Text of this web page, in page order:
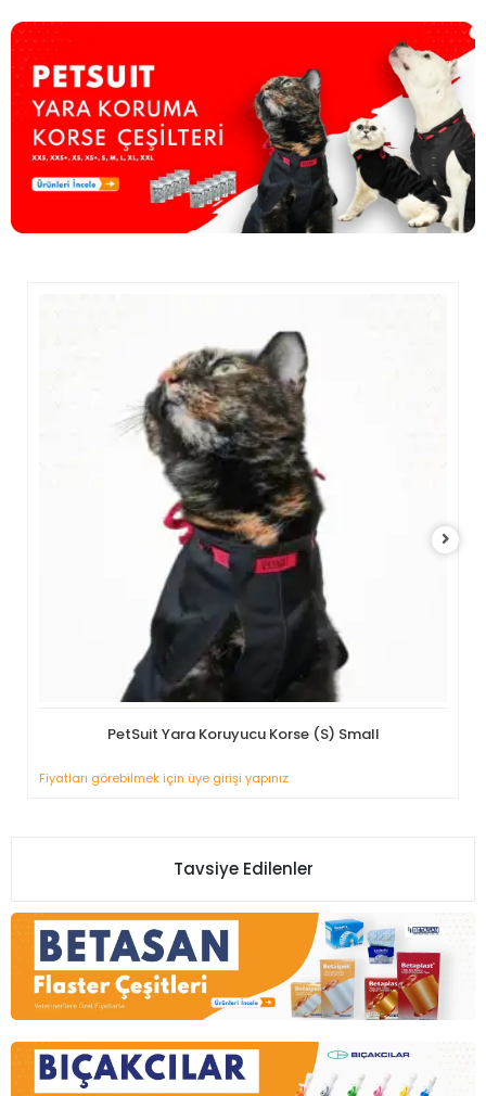
PetSuit Yara Koruyucu Korse (S) Small
Fiyatları görebilmek için üye girişi yapınız
Tavsiye Edilenler